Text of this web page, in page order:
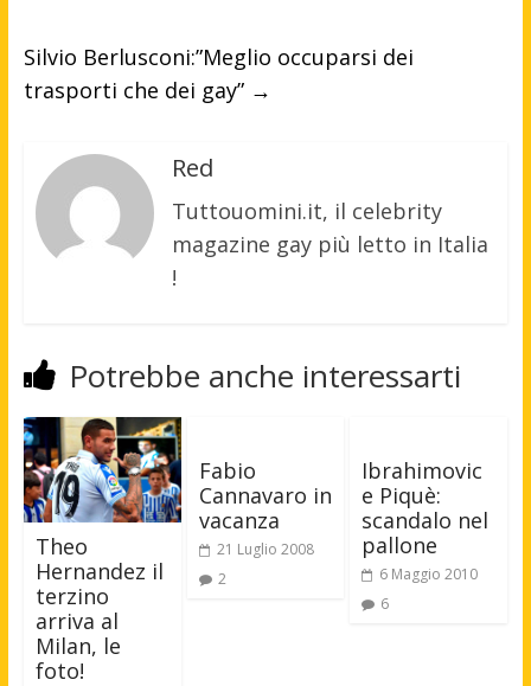
Silvio Berlusconi:”Meglio occuparsi dei
trasporti che dei gay” →
Red
Tuttouomini.it, il celebrity
magazine gay più letto in Italia
!
Potrebbe anche interessarti
Theo
Hernandez il
terzino
arriva al
Milan, le
foto!
Fabio
Cannavaro in
vacanza
21 Luglio 2008
2
Ibrahimovic
e Piquè:
scandalo nel
pallone
6 Maggio 2010
6